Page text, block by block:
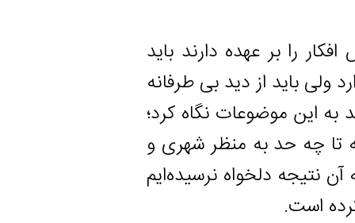
بر عهده دارند باید
باید از دید بی طرفانه
موضوعات نگاه کرد؛
پیش جامعه تا چه حد به منظر شهری و
دلخواه نرسیده‌ایم